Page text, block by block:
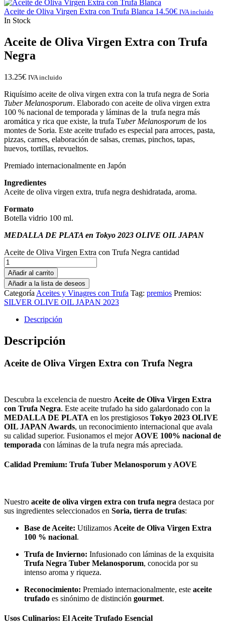
Aceite de Oliva Virgen Extra con Trufa Blanca 14.50€ IVA incluido
In Stock
Aceite de Oliva Virgen Extra con Trufa
Negra
13.25€ IVA incluido
Riquísimo aceite de oliva virgen extra con la trufa negra de Soria
Tuber Melanosporum. Elaborado con aceite de oliva virgen extra
100 % nacional de temporada y láminas de la trufa negra más
aromática y rica que existe, la trufa Tuber Melanosporum de los
montes de Soria. Este aceite trufado es especial para arroces, pasta,
pizzas, carnes, elaboración de salsas, cremas, pinchos, tapas,
huevos, tortillas, revueltos.
Premiado internacionalmente en Japón
Ingredientes
Aceite de oliva virgen extra, trufa negra deshidratada, aroma.
Formato
Botella vidrio 100 ml.
MEDALLA DE PLATA en Tokyo 2023 OLIVE OIL JAPAN
Aceite de Oliva Virgen Extra con Trufa Negra cantidad
Añadir al carrito
Añadir a la lista de deseos
Categoría Aceites y Vinagres con Trufa Tag: premios Premios:
SILVER OLIVE OIL JAPAN 2023
Descripción
Descripción
Aceite de Oliva Virgen Extra con Trufa Negra
Descubra la excelencia de nuestro Aceite de Oliva Virgen Extra
con Trufa Negra. Este aceite trufado ha sido galardonado con la
MEDALLA DE PLATA en los prestigiosos Tokyo 2023 OLIVE
OIL JAPAN Awards, un reconocimiento internacional que avala
su calidad superior. Fusionamos el mejor AOVE 100% nacional de
temporada con láminas de la trufa negra más apreciada.
Calidad Premium: Trufa Tuber Melanosporum y AOVE
Nuestro aceite de oliva virgen extra con trufa negra destaca por
sus ingredientes seleccionados en Soria, tierra de trufas:
Base de Aceite: Utilizamos Aceite de Oliva Virgen Extra
100 % nacional.
Trufa de Invierno: Infusionado con láminas de la exquisita
Trufa Negra Tuber Melanosporum, conocida por su
intenso aroma y riqueza.
Reconocimiento: Premiado internacionalmente, este aceite
trufado es sinónimo de distinción gourmet.
Usos Culinarios: El Aceite Trufado Esencial